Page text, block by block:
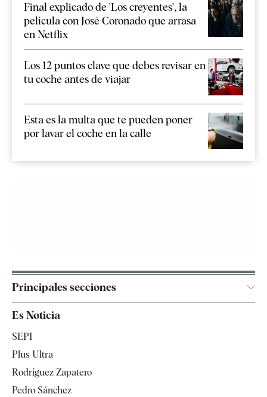
Final explicado de 'Los creyentes', la
película con José Coronado que arrasa
en Netflix
Los 12 puntos clave que debes revisar en
tu coche antes de viajar
Esta es la multa que te pueden poner
por lavar el coche en la calle
Principales secciones
España
Televisión
Es Noticia
SEPI
Plus Ultra
Rodríguez Zapatero
Pedro Sánchez